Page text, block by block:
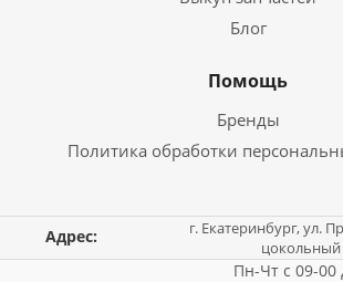
Блог
Помощь
Бренды
Политика обработки
Адрес:
г. Екатеринбург, ул.
цокольный
Пн-Чт с 09-00